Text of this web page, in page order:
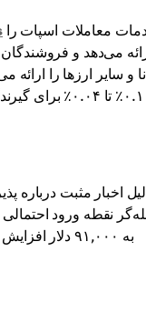
خدمات معاملات اسپات را
می‌دهد و فروشندگان
از ۰.۱٪ تا